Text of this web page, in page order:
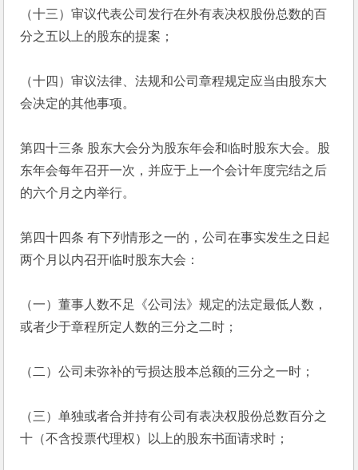
（十三）审议代表公司发行在外有表决权股份总数的百
分之五以上的股东的提案；
（十四）审议法律、法规和公司章程规定应当由股东大
会决定的其他事项。
第四十三条 股东大会分为股东年会和临时股东大会。股
东年会每年召开一次，并应于上一个会计年度完结之后
的六个月之内举行。
第四十四条 有下列情形之一的，公司在事实发生之日起
两个月以内召开临时股东大会：
（一）董事人数不足《公司法》规定的法定最低人数，
或者少于章程所定人数的三分之二时；
（二）公司未弥补的亏损达股本总额的三分之一时；
（三）单独或者合并持有公司有表决权股份总数百分之
十（不含投票代理权）以上的股东书面请求时；